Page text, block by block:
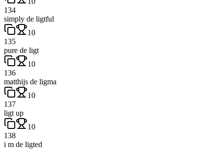
134
simply de ligtful
10
135
pure de ligt
10
136
matthijs de ligma
10
137
ligt up
10
138
i m de ligted